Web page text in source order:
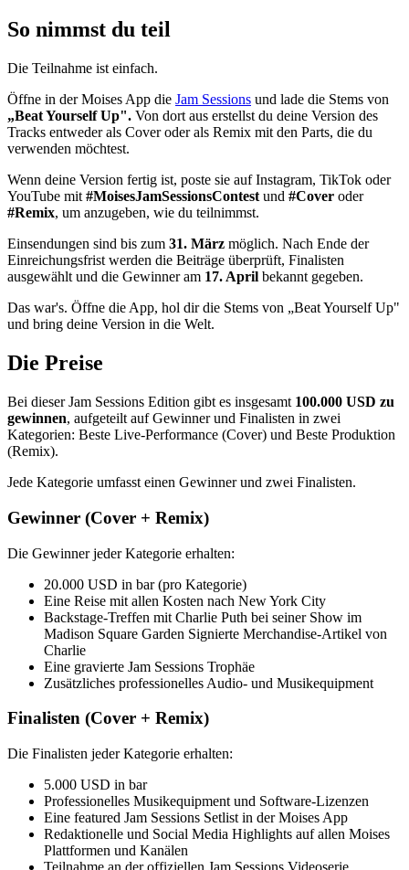
So nimmst du teil
Die Teilnahme ist einfach.
Öffne in der Moises App die Jam Sessions und lade die Stems von
„Beat Yourself Up". Von dort aus erstellst du deine Version des
Tracks entweder als Cover oder als Remix mit den Parts, die du
verwenden möchtest.
Wenn deine Version fertig ist, poste sie auf Instagram, TikTok oder
YouTube mit #MoisesJamSessionsContest und #Cover oder
#Remix, um anzugeben, wie du teilnimmst.
Einsendungen sind bis zum 31. März möglich. Nach Ende der
Einreichungsfrist werden die Beiträge überprüft, Finalisten
ausgewählt und die Gewinner am 17. April bekannt gegeben.
Das war's. Öffne die App, hol dir die Stems von „Beat Yourself Up"
und bring deine Version in die Welt.
Die Preise
Bei dieser Jam Sessions Edition gibt es insgesamt 100.000 USD zu
gewinnen, aufgeteilt auf Gewinner und Finalisten in zwei
Kategorien: Beste Live-Performance (Cover) und Beste Produktion
(Remix).
Jede Kategorie umfasst einen Gewinner und zwei Finalisten.
Gewinner (Cover + Remix)
Die Gewinner jeder Kategorie erhalten:
20.000 USD in bar (pro Kategorie)
Eine Reise mit allen Kosten nach New York City
Backstage-Treffen mit Charlie Puth bei seiner Show im
Madison Square Garden Signierte Merchandise-Artikel von
Charlie
Eine gravierte Jam Sessions Trophäe
Zusätzliches professionelles Audio- und Musikequipment
Finalisten (Cover + Remix)
Die Finalisten jeder Kategorie erhalten:
5.000 USD in bar
Professionelles Musikequipment und Software-Lizenzen
Eine featured Jam Sessions Setlist in der Moises App
Redaktionelle und Social Media Highlights auf allen Moises
Plattformen und Kanälen
Teilnahme an der offiziellen Jam Sessions Videoserie